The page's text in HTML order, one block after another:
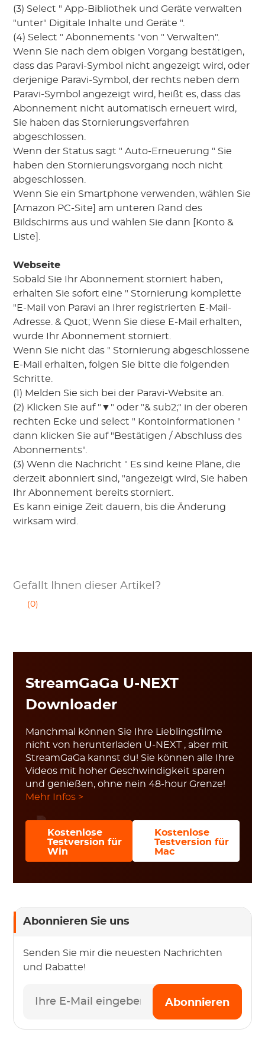
(3) Select " App-Bibliothek und Geräte verwalten
"unter" Digitale Inhalte und Geräte ".
(4) Select " Abonnements "von " Verwalten".
Wenn Sie nach dem obigen Vorgang bestätigen,
dass das Paravi-Symbol nicht angezeigt wird, oder
derjenige Paravi-Symbol, der rechts neben dem
Paravi-Symbol angezeigt wird, heißt es, dass das
Abonnement nicht automatisch erneuert wird,
Sie haben das Stornierungsverfahren
abgeschlossen.
Wenn der Status sagt " Auto-Erneuerung " Sie
haben den Stornierungsvorgang noch nicht
abgeschlossen.
Wenn Sie ein Smartphone verwenden, wählen Sie
[Amazon PC-Site] am unteren Rand des
Bildschirms aus und wählen Sie dann [Konto &
Liste].
Webseite
Sobald Sie Ihr Abonnement storniert haben,
erhalten Sie sofort eine " Stornierung komplette
"E-Mail von Paravi an Ihrer registrierten E-Mail-
Adresse. & Quot; Wenn Sie diese E-Mail erhalten,
wurde Ihr Abonnement storniert.
Wenn Sie nicht das " Stornierung abgeschlossene
E-Mail erhalten, folgen Sie bitte die folgenden
Schritte.
(1) Melden Sie sich bei der Paravi-Website an.
(2) Klicken Sie auf "▼" oder "& sub2;" in der oberen
rechten Ecke und select " Kontoinformationen "
dann klicken Sie auf "Bestätigen / Abschluss des
Abonnements".
(3) Wenn die Nachricht " Es sind keine Pläne, die
derzeit abonniert sind, "angezeigt wird, Sie haben
Ihr Abonnement bereits storniert.
Es kann einige Zeit dauern, bis die Änderung
wirksam wird.
Gefällt Ihnen dieser Artikel?
(0)
StreamGaGa U-NEXT
Downloader
Manchmal können Sie Ihre Lieblingsfilme
nicht von herunterladen U-NEXT , aber mit
StreamGaGa kannst du! Sie können alle Ihre
Videos mit hoher Geschwindigkeit sparen
und genießen, ohne nein 48-hour Grenze!
Mehr Infos >
Kostenlose
Testversion für
Win
Kostenlose
Testversion für
Mac
Abonnieren Sie uns
Senden Sie mir die neuesten Nachrichten
und Rabatte!
Abonnieren